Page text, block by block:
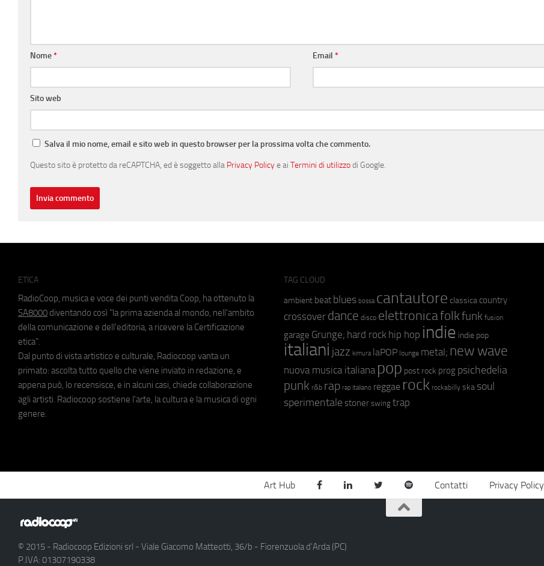
Nome* Email*
Sito web
Salva il mio nome, email e sito web in questo browser per la prossima volta che commento.
Questo sito è protetto da reCAPTCHA, ed è soggetto alla Privacy Policye ai Termini di utilizzodi Google.
ETICA
RadioCoop, musica e voce dei punti vendita Coop, ha ottenuto la
SA8000 diventando così "la prima azienda al mondo, nell'ambito
della comunicazione e dell'editoria, a ricevere la Certificazione
etica".
Dal punto di vista artistico e culturale, Radiocoop vanta un
primato: ascolta tutto quello che viene inviato in redazione, e
appena può, lo recensisce, e in alcuni casi, chiede collaborazione
agli artisti. Radiocoop sostiene l'arte, la cultura e la musica di ogni
genere.
TAG CLOUD
ambient beat blues bossa cantautore classica country
crossover dance disco elettronicafolkfunk fusion
garage Grunge; hard rock hip hop indie indie pop
italiani jazz kimura laPOP lounge metal; new wave
nuova musica italiana pop post rock prog psichedelia
punk r&b rap rap italiano reggae rock rockabilly ska soul
sperimentale stoner swing trap
Art Hub Contatti Privacy Policy
© 2015 - Radiocoop Edizioni srl - Viale Giacomo Matteotti, 36/b - Fiorenzuola d'Arda (PC)
P.IVA: 01307190338